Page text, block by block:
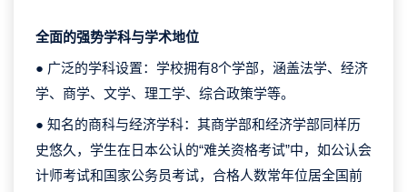
全面的强势学科与学术地位
● 广泛的学科设置：学校拥有8个学部，涵盖法学、经济
学、商学、文学、理工学、综合政策学等。
● 知名的商科与经济学科：其商学部和经济学部同样历
史悠久，学生在日本公认的“难关资格考试”中，如公认会
计师考试和国家公务员考试，合格人数常年位居全国前